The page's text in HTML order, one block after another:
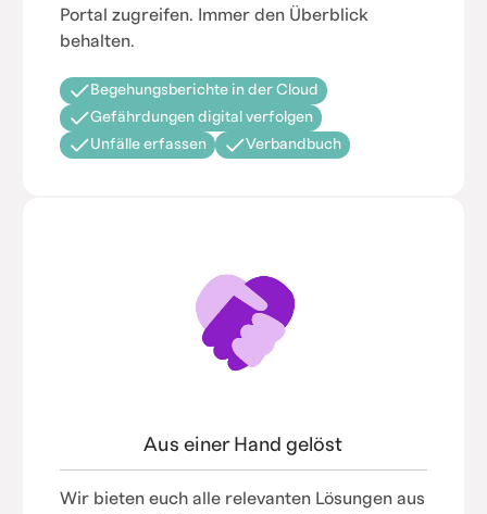
Portal zugreifen. Immer den Überblick
behalten.
Begehungsberichte in der Cloud
Gefährdungen digital verfolgen
Unfälle erfassen
Verbandbuch
Aus einer Hand gelöst
Wir bieten euch alle relevanten Lösungen aus